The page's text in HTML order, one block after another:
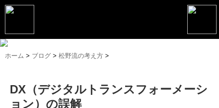
トップページ
松野恵介のブログ
ホーム > ブログ > 松野流の考え方 >
DX（デジタルトランスフォーメーシ
ョン）の誤解